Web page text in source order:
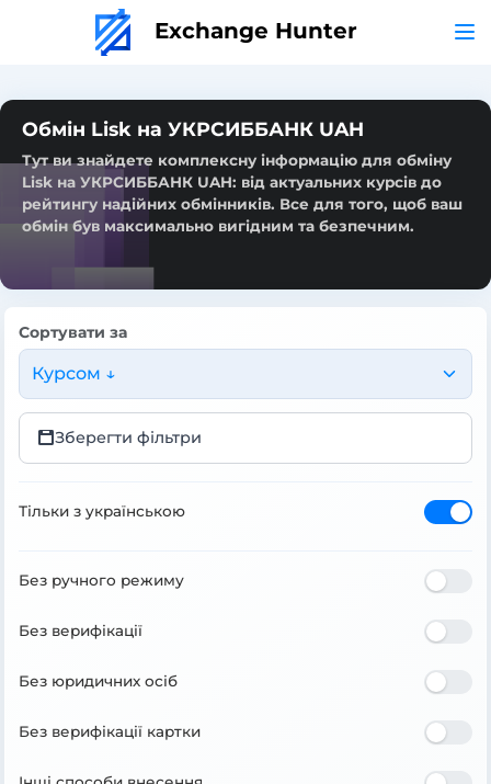
Exchange Hunter
Обмін Lisk на УКРСИББАНК UAH
Тут ви знайдете комплексну інформацію для обміну
Lisk на УКРСИББАНК UAH: від актуальних курсів до
рейтингу надійних обмінників. Все для того, щоб ваш
обмін був максимально вигідним та безпечним.
Сортувати за
Курсом ↓
Зберегти фільтри
Тільки з українською
Без ручного режиму
Без верифікації
Без юридичних осіб
Без верифікації картки